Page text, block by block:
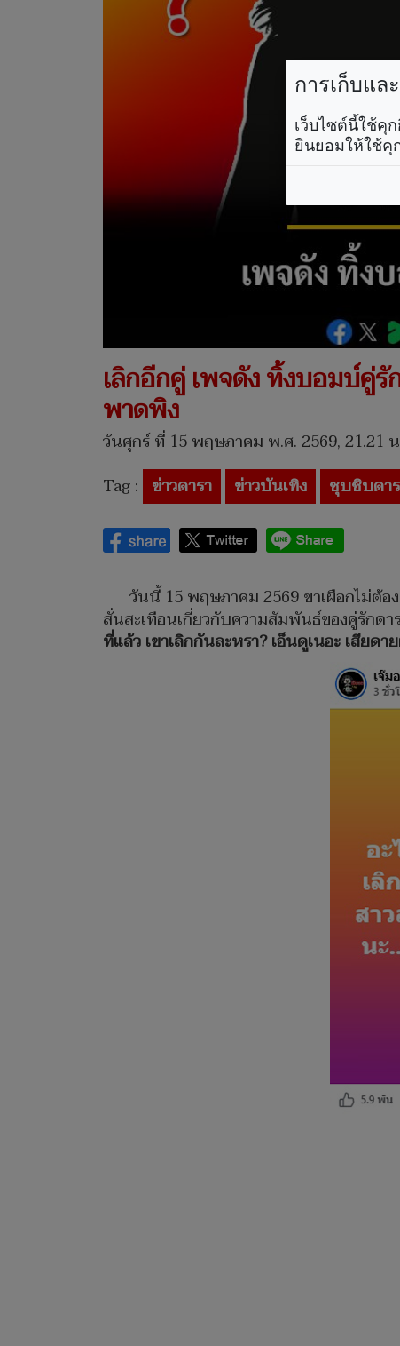
เลิกอีกคู่ เพจดัง ทิ้งบอมบ์คู่รั
พาดพิง
วันศุกร์ ที่ 15 พฤษภาคม พ.ศ. 2569, 21.21
Tag : ข่าวดารา ข่าวบันเทิง ซุบซิบดา
วันนี้ 15 พฤษภาคม 2569 ขาเผือกไม่ต้อ
สั่นสะเทือนเกี่ยวกับความสัมพันธ์ของคู่รักด
ที่แล้ว เขาเลิกกันละหรา? เอ็นดูเนอะ เสีย
การเก็บแล
เว็บไซต์นี้ใช้คุ
ยินยอมให้ใช้คุ